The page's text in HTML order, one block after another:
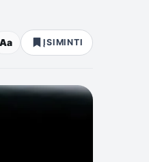
Aa ĮSIMINTI